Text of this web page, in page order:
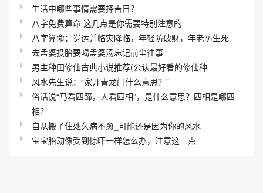
生活中哪些事情需要择吉日？
八字免费算命 这几点是你需要特别注意的
八字算命：岁运并临灾降临，年轻防破财，年老防生死
去孟婆投胎要喝孟婆汤忘记前尘往事
男主种田修仙古典小说推荐(公认最好看的修仙种
风水先生说：“家开青龙门什么意思？”
俗话说“马看四蹄，人看四相”，是什么意思？四相是哪四
相？
自从搬了住处久病不愈_可能还是因为你的风水
宝宝胎动像受到惊吓一样怎么办，注意这三点